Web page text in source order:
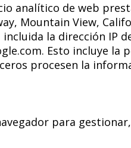
analítico de web
Mountain View,
la dirección IP
Esto incluye
procesen la
para